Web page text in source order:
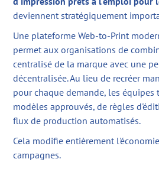
deviennent stratégiquement
Une plateforme Web-to-Print
permet aux organisations de
centralisé de la marque avec une
décentralisée. Au lieu de recréer
pour chaque demande, les
modèles approuvés, de règles
flux de production automatisés.
Cela modifie entièrement
campagnes.